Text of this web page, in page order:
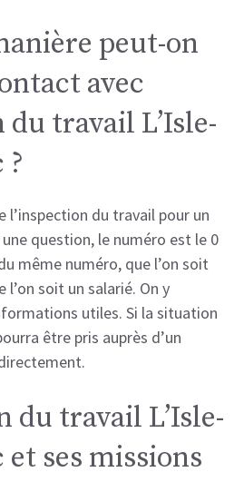
peut-on
avec
du travail L’Isle-
?
l’inspection du travail pour un
question, le numéro est le 0
même numéro, que l’on soit
l’on soit un salarié. On y
utiles. Si la situation
être pris auprès d’un
du travail L’Isle-
et ses missions